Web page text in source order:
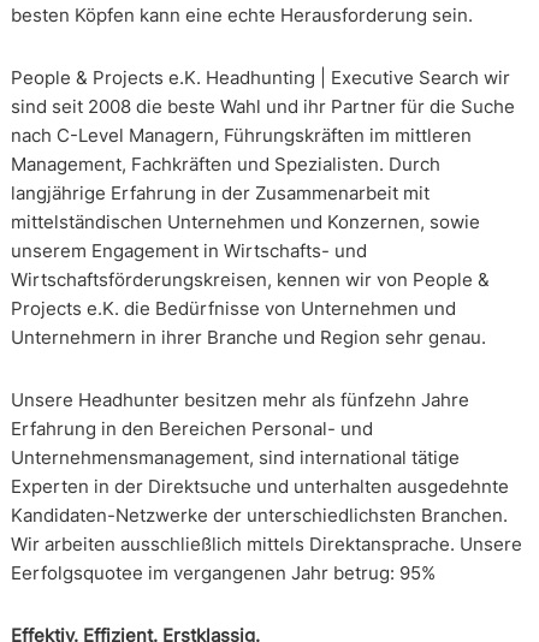
besten Köpfen kann eine echte Herausforderung sein.
People & Projects e.K. Headhunting | Executive Search wir
sind seit 2008 die beste Wahl und ihr Partner für die Suche
nach C-Level Managern, Führungskräften im mittleren
Management, Fachkräften und Spezialisten. Durch
langjährige Erfahrung in der Zusammenarbeit mit
mittelständischen Unternehmen und Konzernen, sowie
unserem Engagement in Wirtschafts- und
Wirtschaftsförderungskreisen, kennen wir von People &
Projects e.K. die Bedürfnisse von Unternehmen und
Unternehmern in ihrer Branche und Region sehr genau.
Unsere Headhunter besitzen mehr als fünfzehn Jahre
Erfahrung in den Bereichen Personal- und
Unternehmensmanagement, sind international tätige
Experten in der Direktsuche und unterhalten ausgedehnte
Kandidaten-Netzwerke der unterschiedlichsten Branchen.
Wir arbeiten ausschließlich mittels Direktansprache. Unsere
Eerfolgsquotee im vergangenen Jahr betrug: 95%
Effektiv. Effizient. Erstklassig.